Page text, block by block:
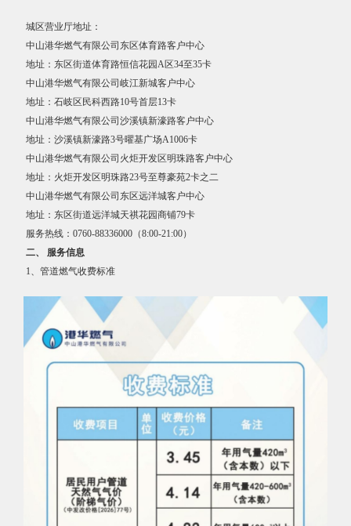
城区营业厅地址：
中山港华燃气有限公司东区体育路客户中心
地址：东区街道体育路恒信花园A区34至35卡
中山港华燃气有限公司岐江新城客户中心
地址：石岐区民科西路10号首层13卡
中山港华燃气有限公司沙溪镇新濠路客户中心
地址：沙溪镇新濠路3号曜基广场A1006卡
中山港华燃气有限公司火炬开发区明珠路客户中心
地址：火炬开发区明珠路23号至尊豪苑2卡之二
中山港华燃气有限公司东区远洋城客户中心
地址：东区街道远洋城天祺花园商铺79卡
服务热线：0760-88336000（8:00-21:00）
二、 服务信息
1、管道燃气收费标准